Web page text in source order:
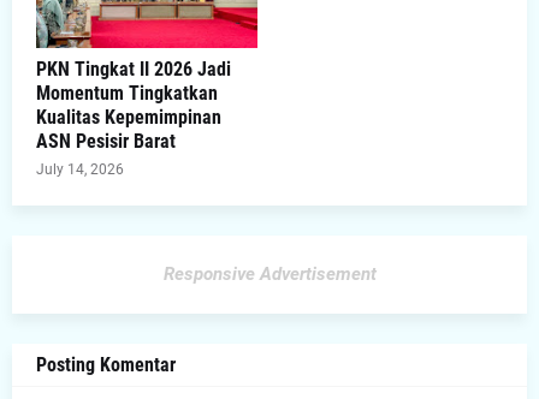
PKN Tingkat II 2026 Jadi
Momentum Tingkatkan
Kualitas Kepemimpinan
ASN Pesisir Barat
July 14, 2026
Responsive Advertisement
Posting Komentar